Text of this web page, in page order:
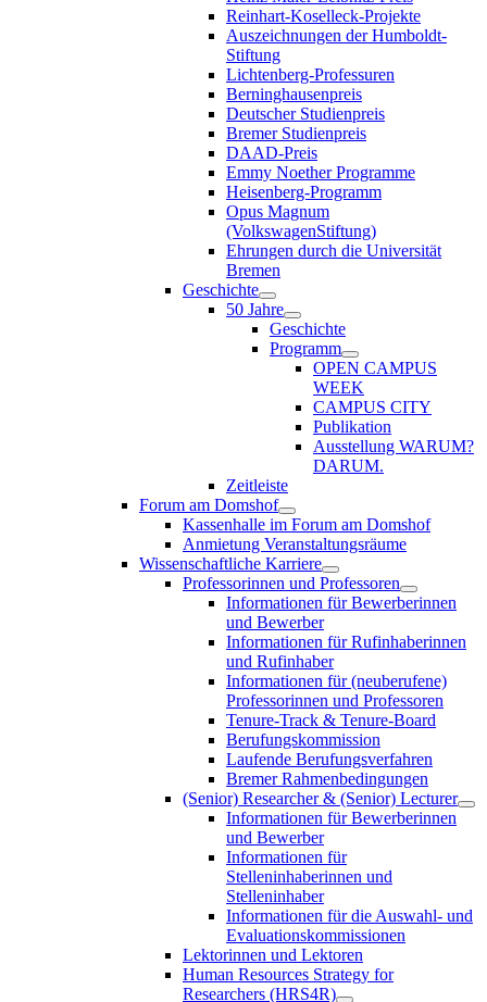
Reinhart-Koselleck-Projekte
Auszeichnungen der Humboldt-
Stiftung
Lichtenberg-Professuren
Berninghausenpreis
Deutscher Studienpreis
Bremer Studienpreis
DAAD-Preis
Emmy Noether Programme
Heisenberg-Programm
Opus Magnum
(VolkswagenStiftung)
Ehrungen durch die Universität
Bremen
Geschichte
50 Jahre
Geschichte
Programm
OPEN CAMPUS
WEEK
CAMPUS CITY
Publikation
Ausstellung WARUM?
DARUM.
Zeitleiste
Forum am Domshof
Kassenhalle im Forum am Domshof
Anmietung Veranstaltungsräume
Wissenschaftliche Karriere
Professorinnen und Professoren
Informationen für Bewerberinnen
und Bewerber
Informationen für Rufinhaberinnen
und Rufinhaber
Informationen für (neuberufene)
Professorinnen und Professoren
Tenure-Track & Tenure-Board
Berufungskommission
Laufende Berufungsverfahren
Bremer Rahmenbedingungen
(Senior) Researcher & (Senior) Lecturer
Informationen für Bewerberinnen
und Bewerber
Informationen für
Stelleninhaberinnen und
Stelleninhaber
Informationen für die Auswahl- und
Evaluationskommissionen
Lektorinnen und Lektoren
Human Resources Strategy for
Researchers (HRS4R)